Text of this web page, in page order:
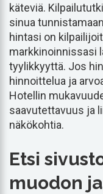
käteviä.
sinua
hintasi on
markkinoinnissasi
tyylikkyyttä. Jos
hinnoittelua ja
Hotellin
saavutettavuus ja
näkökohtia.
Etsi
muodon